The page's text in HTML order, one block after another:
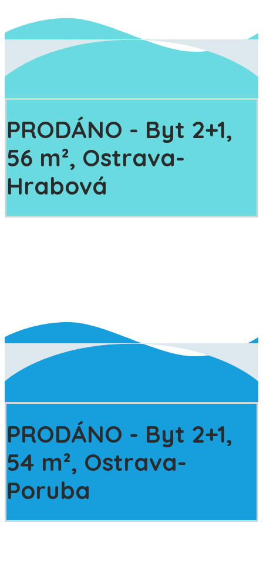
PRODÁNO - Byt 2+1,
56 m², Ostrava-
Hrabová
PRODÁNO - Byt 2+1,
54 m², Ostrava-
Poruba